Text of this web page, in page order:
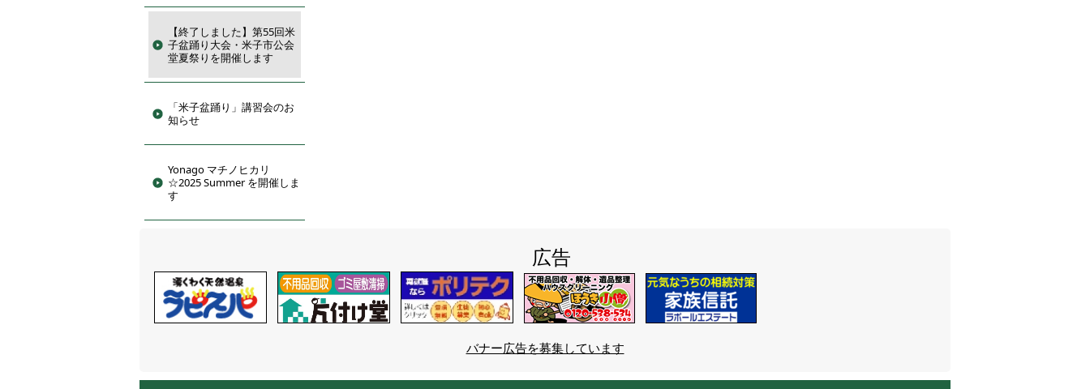
【終了しました】第55回米
子盆踊り大会・米子市公会
堂夏祭りを開催します
「米子盆踊り」講習会のお
知らせ
Yonago マチノヒカリ
☆2025 Summer を開催しま
す
広告
バナー広告を募集しています